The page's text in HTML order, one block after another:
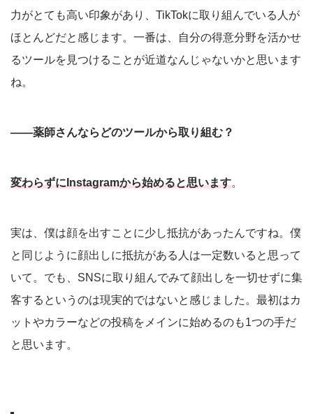
力がとても高い印象があり、TikTokに取り組んでいる人が
ほとんどだと感じます。一番は、自分の得意分野を活かせ
るツールを見つけることが近道なんじゃないかと思います
ね。
――薬師さんならどのツールから取り組む？
変わらずにInstagramから始めると思います。
実は、僕は顔を出すことに少し抵抗があったんですね。僕
と同じように顔出しに抵抗がある人は一定数いると思って
いて。でも、SNSに取り組んでみて顔出しを一切せずに集
客するというのは現実的ではないと感じました。最初はカ
ットやカラーなどの投稿をメインに始めるのも1つの手だ
と思います。